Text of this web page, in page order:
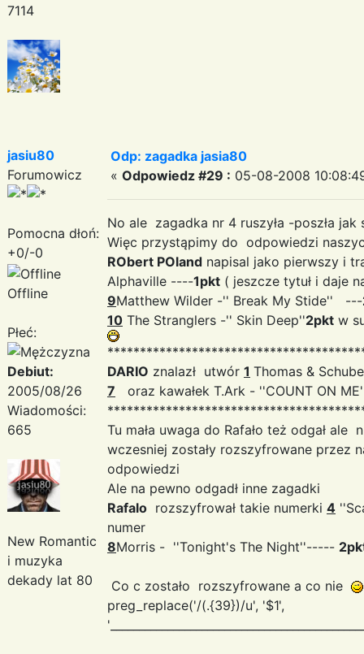
7114
jasiu80
Forumowicz
Pomocna dłoń:
+0/-0
Offline
Płeć:
Debiut:
2005/08/26
Wiadomości:
665
New Romantic
i muzyka
dekady lat 80
Odp: zagadka jasia80
« Odpowiedz #29 : 05-08-2008
No ale zagadka nr 4 ruszyła -poszła jak
Więc przystąpimy do odpowiedzi
RObert POland napisal jako pierwszy i
Alphaville ----1pkt ( jeszcze tytuł i daje
9Matthew Wilder -'' Break My Stide'' ---
10 The Stranglers -'' Skin Deep''2pkt w
DARIO znalazł utwór 1 Thomas &
7 oraz kawałek T.Ark - ''COUNT ON
Tu mała uwaga do Rafało też odgał
wczesniej zostały rozszyfrowane przez
odpowiedzi
Ale na pewno odgadł inne zagadki
Rafalo rozszyfrował takie numerki 4
numer
8Morris - ''Tonight's The Night''-----
Co c zostało rozszyfrowane a co nie
preg_replace('/(.{39})/u', '$1',